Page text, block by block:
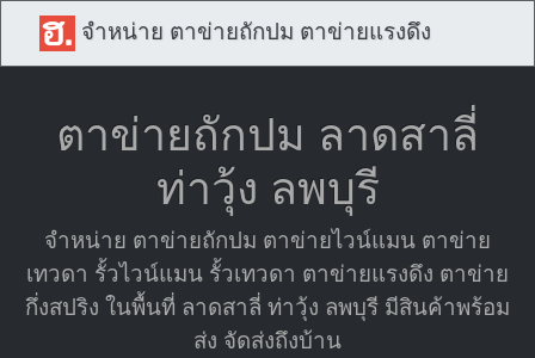
จำหน่าย ตาข่ายถักปม ตาข่ายแรงดึง
ตาข่ายถักปม ลาดสาลี่
ท่าวุ้ง ลพบุรี
จำหน่าย ตาข่ายถักปม ตาข่ายไวน์แมน ตาข่าย
เทวดา รั้วไวน์แมน รั้วเทวดา ตาข่ายแรงดึง ตาข่าย
กึ่งสปริง ในพื้นที่ ลาดสาลี่ ท่าวุ้ง ลพบุรี มีสินค้าพร้อม
ส่ง จัดส่งถึงบ้าน